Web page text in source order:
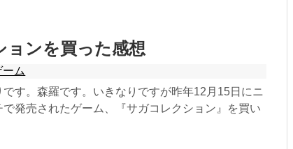
ョンを買った感想
ーム
す。森羅です。いきなりですが昨年12月15日にニ
で発売されたゲーム、『サガコレクション』を買い